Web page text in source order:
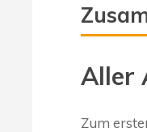
Aller
Zum